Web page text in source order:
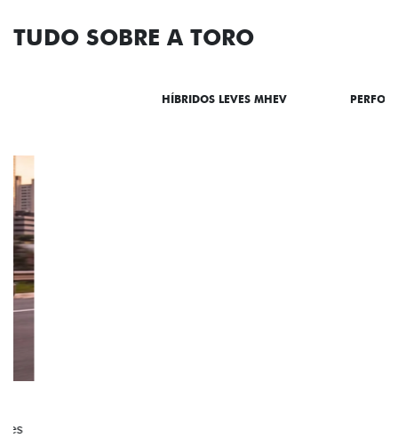
TUDO SOBRE A TORO
HÍBRIDOS LEVES MHEV
Os adesivos aplicados no capô e nas laterais